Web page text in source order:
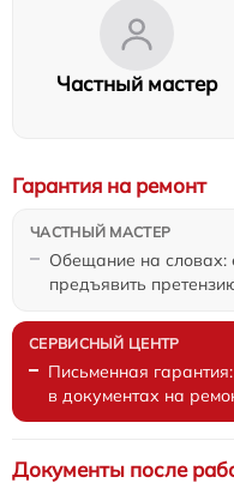
Частный мастер
Обещание на словах:
предъявить
Гарантия на ремонт
Письменная
в документах на
Документы после